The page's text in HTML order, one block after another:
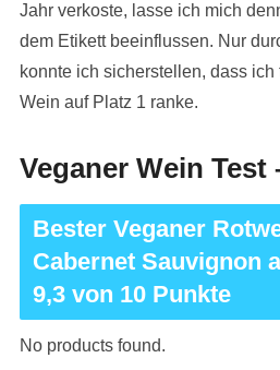
Jahr verkoste, lasse ich mich
dem Etikett beeinflussen. Nur
konnte ich sicherstellen, dass
Wein auf Platz 1 ranke.
Veganer Wein Test
Bester Veganer
Cabernet Sauvignon
9,3 von 10 Punkte
No products found.